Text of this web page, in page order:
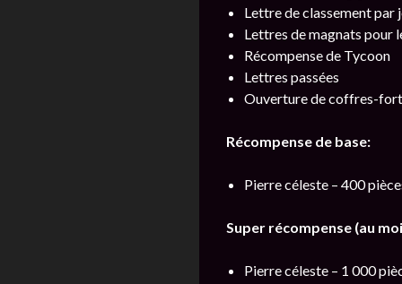
Lettre de classement par
Lettres de magnats pour
Récompense de Tycoon
Lettres passées
Ouverture de coffres-
Récompense de base:
Pierre céleste – 400
Super récompense (au
Pierre céleste – 1 000